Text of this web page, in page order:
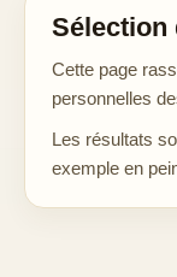
Sélection
Cette page
personnelles
Les résultats
exemple en